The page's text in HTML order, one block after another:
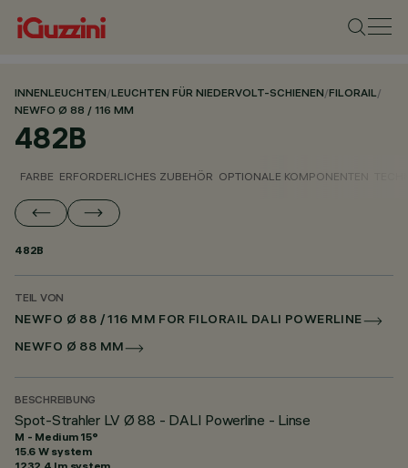
INNENLEUCHTEN/LEUCHTEN FÜR NIEDERVOLT-SCHIENEN/FILORAIL/
NEWFO Ø 88 / 116 MM
482B
FARBE ERFORDERLICHES ZUBEHÖR OPTIONALE KOMPONENTEN
482B
TEIL VON
NEWFO Ø 88 / 116 MM FOR FILORAIL DALI POWERLINE
NEWFO Ø 88 MM
BESCHREIBUNG
Spot-Strahler LV Ø 88 - DALI Powerline - Linse
M - Medium 15°
15.6 W system